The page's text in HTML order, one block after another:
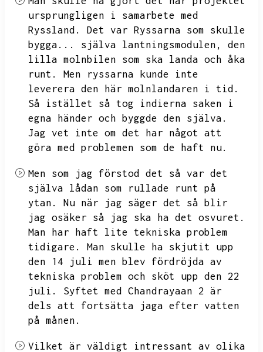
ursprungligen i samarbete med
Ryssland.
Det var Ryssarna som skulle
bygga...
själva lantningsmodulen,
den
lilla molnbilen som ska landa och åka
runt.
Men ryssarna kunde inte
leverera den här molnlandaren i tid.
Så istället så tog indierna saken i
egna händer och byggde den själva.
Jag vet inte om det har något att
göra med problemen som de haft nu.
Men som jag förstod det så var det
själva lådan som rullade runt på
ytan.
Nu när jag säger det så blir
jag osäker så jag ska ha det osvuret.
Man har haft lite tekniska problem
tidigare.
Man skulle ha skjutit upp
den 14 juli men blev fördröjda av
tekniska problem och sköt upp den 22
juli.
Syftet med Chandrayaan 2 är
dels att fortsätta jaga efter vatten
på månen.
Vilket är väldigt intressant av olika